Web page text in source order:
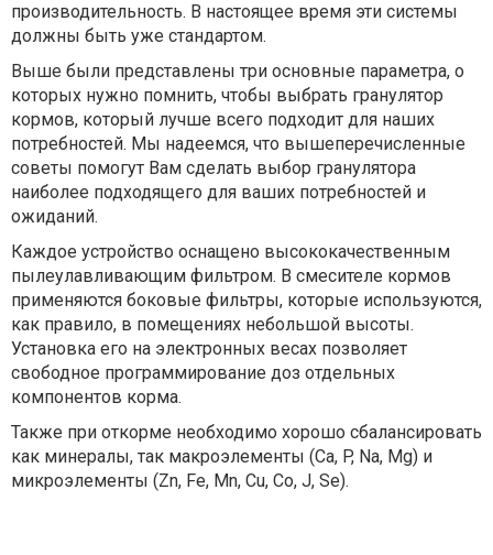
производительность. В настоящее время эти системы
должны быть уже стандартом.
Выше были представлены три основные параметра, о
которых нужно помнить, чтобы выбрать гранулятор
кормов, который лучше всего подходит для наших
потребностей. Мы надеемся, что вышеперечисленные
советы помогут Вам сделать выбор гранулятора
наиболее подходящего для ваших потребностей и
ожиданий.
Каждое устройство оснащено высококачественным
пылеулавливающим фильтром. В смесителе кормов
применяются боковые фильтры, которые используются,
как правило, в помещениях небольшой высоты.
Установка его на электронных весах позволяет
свободное программирование доз отдельных
компонентов корма.
Также при откорме необходимо хорошо сбалансировать
как минералы, так макроэлементы (Ca, P, Na, Mg) и
микроэлементы (Zn, Fe, Mn, Cu, Co, J, Se).